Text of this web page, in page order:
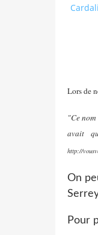
Lors de
"Ce
avait
http://
On
Pour